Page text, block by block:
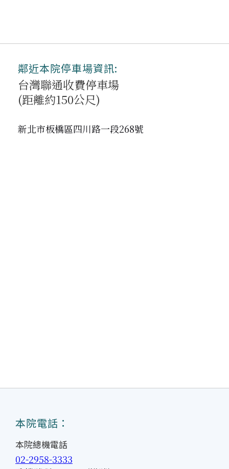
鄰近本院停車場資訊:
台灣聯通收費停車場
(距離約150公尺)
新北市板橋區四川路一段268號
本院電話：
本院總機電話
02-2958-3333